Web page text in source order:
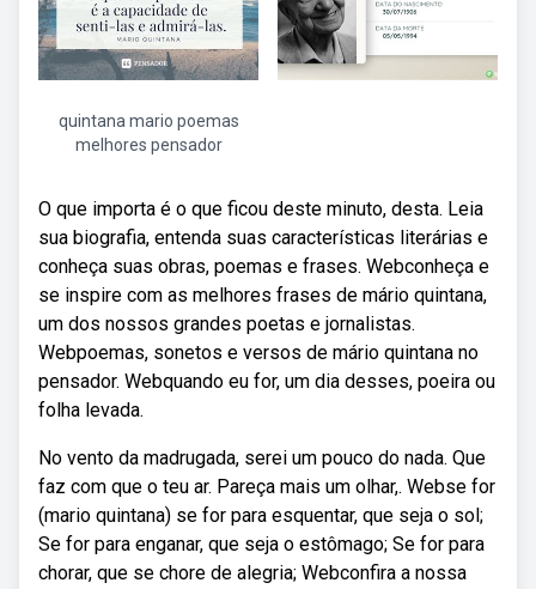
quintana mario poemas
melhores pensador
O que importa é o que ficou deste minuto, desta. Leia
sua biografia, entenda suas características literárias e
conheça suas obras, poemas e frases. Webconheça e
se inspire com as melhores frases de mário quintana,
um dos nossos grandes poetas e jornalistas.
Webpoemas, sonetos e versos de mário quintana no
pensador. Webquando eu for, um dia desses, poeira ou
folha levada.
No vento da madrugada, serei um pouco do nada. Que
faz com que o teu ar. Pareça mais um olhar,. Webse for
(mario quintana) se for para esquentar, que seja o sol;
Se for para enganar, que seja o estômago; Se for para
chorar, que se chore de alegria; Webconfira a nossa